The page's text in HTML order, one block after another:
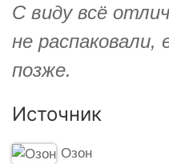
С виду всё
не
позже.
Источник
Озон